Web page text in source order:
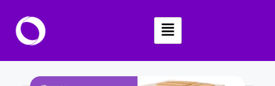
Skip